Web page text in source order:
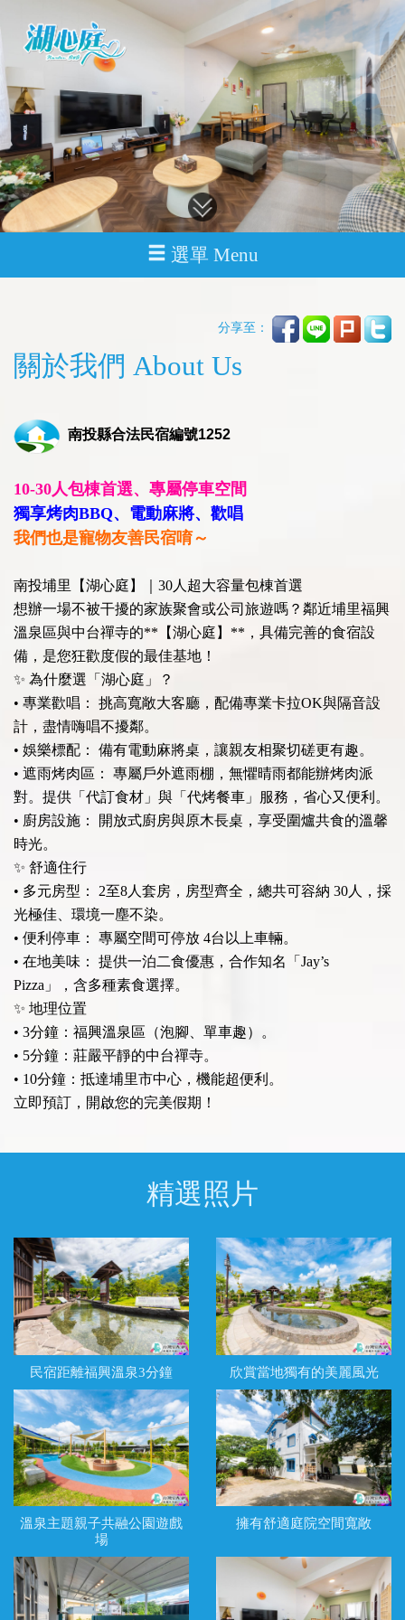
選單 Menu
分享至：
關於我們 About Us
南投縣合法民宿編號1252
10-30人包棟首選、專屬停車空間
獨享烤肉BBQ、電動麻將、歡唱
我們也是寵物友善民宿唷～
南投埔里【湖心庭】｜30人超大容量包棟首選
想辦一場不被干擾的家族聚會或公司旅遊嗎？鄰近埔里福興
溫泉區與中台禪寺的**【湖心庭】**，具備完善的食宿設
備，是您狂歡度假的最佳基地！
✨ 為什麼選「湖心庭」？
• 專業歡唱： 挑高寬敞大客廳，配備專業卡拉OK與隔音設
計，盡情嗨唱不擾鄰。
• 娛樂標配： 備有電動麻將桌，讓親友相聚切磋更有趣。
• 遮雨烤肉區： 專屬戶外遮雨棚，無懼晴雨都能辦烤肉派
對。提供「代訂食材」與「代烤餐車」服務，省心又便利。
• 廚房設施： 開放式廚房與原木長桌，享受圍爐共食的溫馨
時光。
✨ 舒適住行
• 多元房型： 2至8人套房，房型齊全，總共可容納 30人，採
光極佳、環境一塵不染。
• 便利停車： 專屬空間可停放 4台以上車輛。
• 在地美味： 提供一泊二食優惠，合作知名「Jay’s
Pizza」，含多種素食選擇。
✨ 地理位置
• 3分鐘：福興溫泉區（泡腳、單車趣）。
• 5分鐘：莊嚴平靜的中台禪寺。
• 10分鐘：抵達埔里市中心，機能超便利。
立即預訂，開啟您的完美假期！
精選照片
民宿距離福興溫泉3分鐘 欣賞當地獨有的美麗風光
溫泉主題親子共融公園遊戲
場
擁有舒適庭院空間寬敞